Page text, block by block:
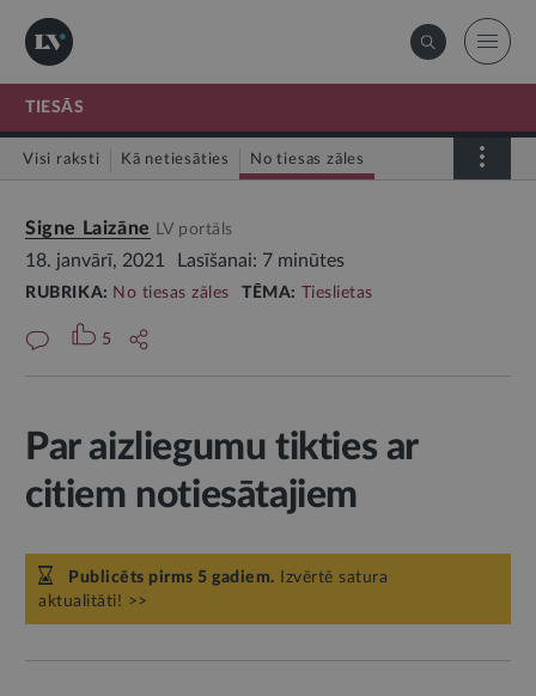
TIESĀS
Visi raksti Kā netiesāties No tiesas zāles
Signe Laizāne LV portāls
18. janvārī, 2021 Lasīšanai: 7 minūtes
RUBRIKA: No tiesas zāles TĒMA: Tieslietas
5
Par aizliegumu tikties ar
citiem notiesātajiem
Publicēts pirms 5 gadiem. Izvērtē satura
aktualitāti! >>